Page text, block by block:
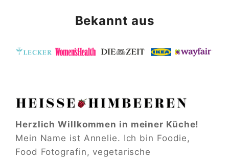
Bekannt aus
Herzlich Willkommen in meiner Küche!
Mein Name ist Annelie. Ich bin Foodie,
Food Fotografin, vegetarische